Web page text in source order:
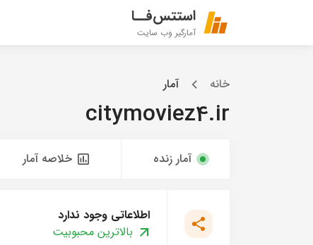
استتس‌فــا
آمارگیر وب سایت
خانه آمار
citymoviez4.ir
آمار زنده خلاصه آمار
اطلاعاتی وجود ندارد
بالاترین محبوبیت